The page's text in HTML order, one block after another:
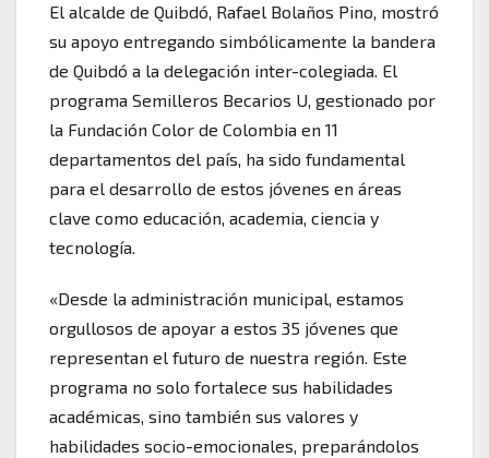
El alcalde de Quibdó, Rafael Bolaños Pino, mostró
su apoyo entregando simbólicamente la bandera
de Quibdó a la delegación inter-colegiada. El
programa Semilleros Becarios U, gestionado por
la Fundación Color de Colombia en 11
departamentos del país, ha sido fundamental
para el desarrollo de estos jóvenes en áreas
clave como educación, academia, ciencia y
tecnología.
«Desde la administración municipal, estamos
orgullosos de apoyar a estos 35 jóvenes que
representan el futuro de nuestra región. Este
programa no solo fortalece sus habilidades
académicas, sino también sus valores y
habilidades socio-emocionales, preparándolos